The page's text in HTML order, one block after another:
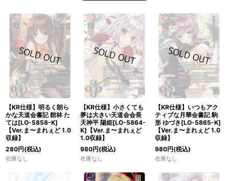
【KR仕様】明るく朗ら
かな天道会書記 館林 た
ては[LO-5858-K]
【Ver.ま〜まれぇど 1.0
収録】
280円(税込)
在庫なし
【KR仕様】小さくても
夢は大きい天道会会長
天神平 陽姫[LO-5864-
K]【Ver.ま〜まれぇど
1.0収録】
980円(税込)
在庫なし
【KR仕様】いつもアク
ティブな月華会書記 駒
形 ゆづき[LO-5865-K]
【Ver.ま〜まれぇど 1.0
収録】
980円(税込)
在庫なし